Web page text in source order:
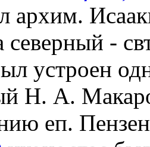
северный -
устроен
Н. А.
еп.